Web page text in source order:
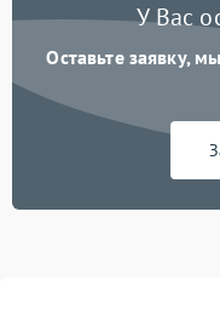
Неисправность
питания
неисправности кулера
У Вас
Оставьте заявку,